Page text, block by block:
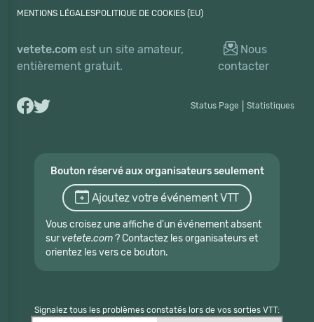
MENTIONS LÉGALESPOLITIQUE DE COOKIES (EU)
vetete.com est un site amateur,
entièrement gratuit.
Nous
contacter
Status Page Statistiques
Bouton réservé aux organisateurs seulement
Ajoutez votre événement VTT
Vous croisez une affiche d'un événement absent
sur vetete.com? Contactez les organisateurs et
orientez les vers ce bouton.
Signalez tous les problèmes constatés lors de vos sorties VTT: